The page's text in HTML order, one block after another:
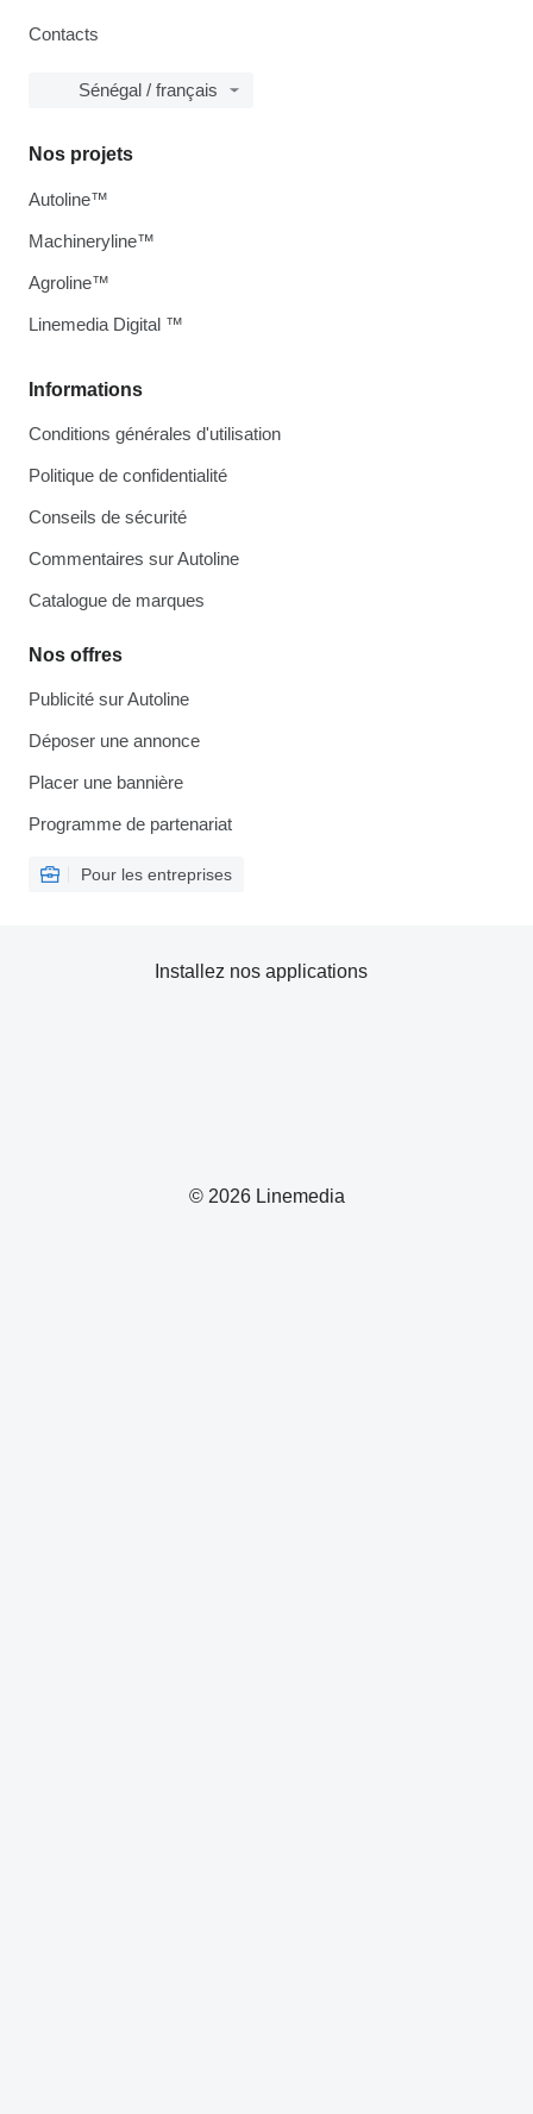
Contacts
Sénégal / français
Informations
Conditions générales d'utilisation
Politique de confidentialité
Conseils de sécurité
Commentaires sur Autoline
Catalogue de marques
Nos offres
Publicité sur Autoline
Déposer une annonce
Placer une bannière
Programme de partenariat
Pour les entreprises
Nos projets
Autoline™
Machineryline™
Agroline™
Linemedia Digital ™
© 2026 Linemedia
Installez nos applications